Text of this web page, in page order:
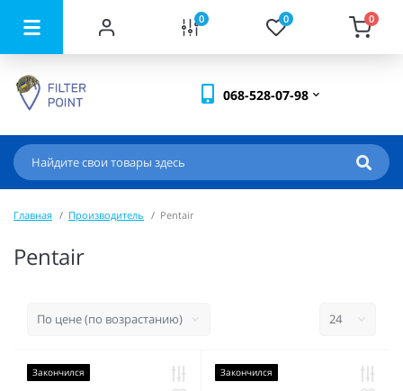
0 0 0
068-528-07-98
Главная Производитель Pentair
Pentair
Закончился Закончился